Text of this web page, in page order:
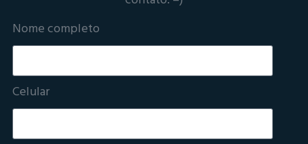
Nome completo
Celular